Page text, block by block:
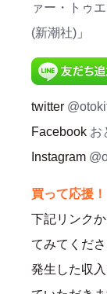
ァー・トゥ
(新潮社) 」
twitter
Facebook お
Instagram
買って応援！
下記リンク
てみてくださ
発生した収